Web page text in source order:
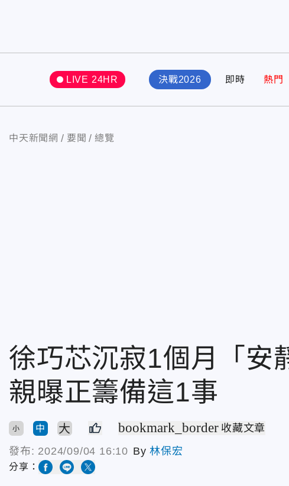
LIVE 24HR 決戰2026 即時 熱門
中天新聞網 要聞 總覽
徐巧芯沉寂1個月「
親曝正籌備這1事
小 中 大 bookmark_border 收藏文章
發布: 2024/09/04 16:10 By林保宏
分享：